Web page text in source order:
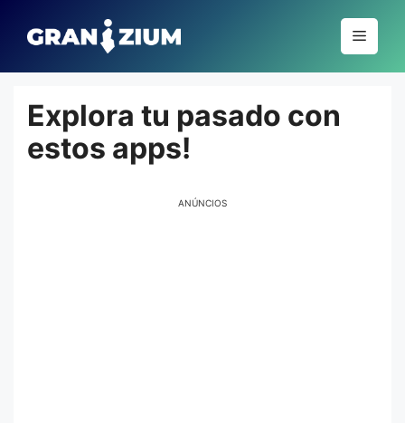
para
conteúdo
Menu
Explora tu pasado con
estos apps!
ANÚNCIOS